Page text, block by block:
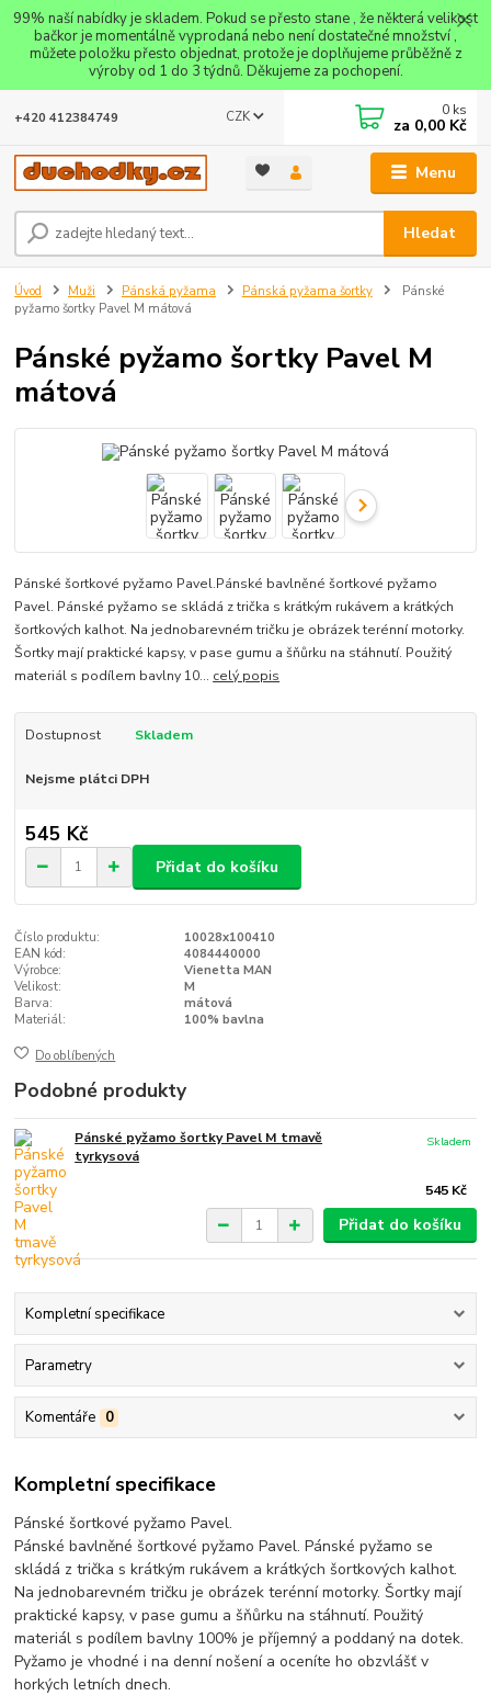
99% naší nabídky je skladem. Pokud se přesto stane , že některá velikost
bačkor je momentálně vyprodaná nebo není dostatečné množství ,
můžete položku přesto objednat, protože je doplňujeme průběžně z
výroby od 1 do 3 týdnů. Děkujeme za pochopení.
Menu
CZK
Hledat
+420 412384749 0 ks
za 0,00 Kč
Úvod Muži Pánská pyžama Pánská pyžama šortky
Pánské
pyžamo šortky Pavel M mátová
Pánské pyžamo šortky Pavel M
mátová
Pánské šortkové pyžamo Pavel.Pánské bavlněné šortkové pyžamo
Pavel. Pánské pyžamo se skládá z trička s krátkým rukávem a krátkých
šortkových kalhot. Na jednobarevném tričku je obrázek terénní motorky.
Šortky mají praktické kapsy, v pase gumu a šňůrku na stáhnutí. Použitý
materiál s podílem bavlny 10... celý popis
Dostupnost Skladem
Nejsme plátci DPH
545 Kč
Přidat do košíku
Číslo produktu:
10028x100410
EAN kód:
4084440000
Výrobce:
Vienetta MAN
Velikost:
M
Barva:
mátová
Materiál:
100% bavlna
Do oblíbených
Podobné produkty
Pánské pyžamo šortky Pavel M tmavě
tyrkysová
545 Kč
Skladem
Přidat do košíku
Kompletní specifikace
Parametry
Komentáře 0
Kompletní specifikace
Pánské šortkové pyžamo Pavel.
Pánské bavlněné šortkové pyžamo Pavel. Pánské pyžamo se
skládá z trička s krátkým rukávem a krátkých šortkových kalhot.
Na jednobarevném tričku je obrázek terénní motorky. Šortky mají
praktické kapsy, v pase gumu a šňůrku na stáhnutí. Použitý
materiál s podílem bavlny 100% je příjemný a poddaný na dotek.
Pyžamo je vhodné i na denní nošení a oceníte ho obzvlášť v
horkých letních dnech.